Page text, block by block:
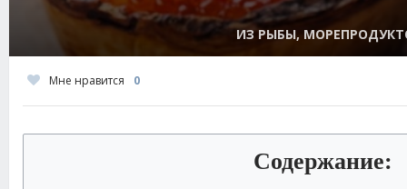
ИЗ РЫБЫ,
Мне нравится 0
Содержание: